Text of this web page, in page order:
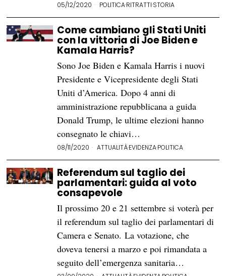
05/12/2020 POLITICA·RITRATTI·STORIA
Come cambiano gli Stati Uniti
con la vittoria di Joe Biden e
Kamala Harris?
Sono Joe Biden e Kamala Harris i nuovi
Presidente e Vicepresidente degli Stati
Uniti d’America. Dopo 4 anni di
amministrazione repubblicana a guida
Donald Trump, le ultime elezioni hanno
consegnato le chiavi…
08/11/2020 ATTUALITÀ·EVIDENZA·POLITICA
Referendum sul taglio dei
parlamentari: guida al voto
consapevole
Il prossimo 20 e 21 settembre si voterà per
il referendum sul taglio dei parlamentari di
Camera e Senato. La votazione, che
doveva tenersi a marzo e poi rimandata a
seguito dell’emergenza sanitaria…